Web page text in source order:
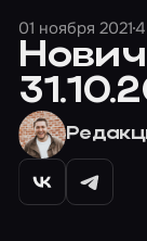
01 ноября 2021